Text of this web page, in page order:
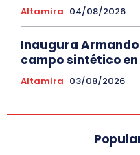
Altamira 04/08/2026
Inaugura
campo sintético
Altamira 03/08/2026